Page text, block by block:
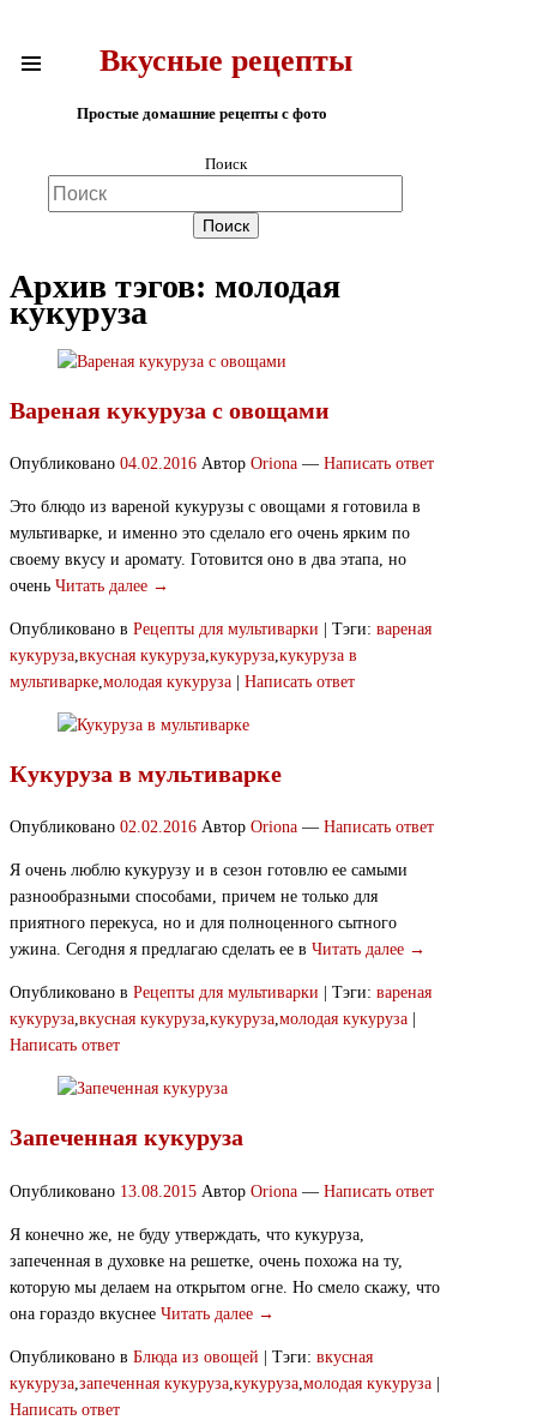
Вкусные рецепты
Простые домашние рецепты с фото
Поиск
Архив тэгов: молодая
кукуруза
Вареная кукуруза с овощами
Опубликовано 04.02.2016 Автор Oriona — Написать ответ
Это блюдо из вареной кукурузы с овощами я готовила в
мультиварке, и именно это сделало его очень ярким по
своему вкусу и аромату. Готовится оно в два этапа, но
очень Читать далее →
Опубликовано в Рецепты для мультиварки Тэги: вареная
кукуруза,вкусная кукуруза,кукуруза,кукуруза в
мультиварке,молодая кукуруза Написать ответ
Кукуруза в мультиварке
Опубликовано 02.02.2016 Автор Oriona — Написать ответ
Я очень люблю кукурузу и в сезон готовлю ее самыми
разнообразными способами, причем не только для
приятного перекуса, но и для полноценного сытного
ужина. Сегодня я предлагаю сделать ее в Читать далее →
Опубликовано в Рецепты для мультиварки Тэги: вареная
кукуруза,вкусная кукуруза,кукуруза,молодая кукуруза
Написать ответ
Запеченная кукуруза
Опубликовано 13.08.2015 Автор Oriona — Написать ответ
Я конечно же, не буду утверждать, что кукуруза,
запеченная в духовке на решетке, очень похожа на ту,
которую мы делаем на открытом огне. Но смело скажу, что
она гораздо вкуснее Читать далее →
Опубликовано в Блюда из овощей | Тэги: вкусная
кукуруза запеченная кукуруза кукуруза молодая кукуруза |
Написать ответ